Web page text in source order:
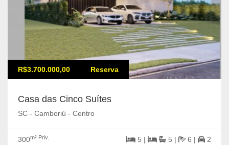
R$3.700.000,00 Reserva
Casa das Cinco Suítes
SC - Camboriú - Centro
300m² Priv. 5 | 5 | 6 | 2